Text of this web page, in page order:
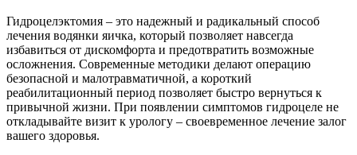
Гидроцелэктомия – это надежный и радикальный способ
лечения водянки яичка, который позволяет навсегда
избавиться от дискомфорта и предотвратить возможные
осложнения. Современные методики делают операцию
безопасной и малотравматичной, а короткий
реабилитационный период позволяет быстро вернуться к
привычной жизни. При появлении симптомов гидроцеле не
откладывайте визит к урологу – своевременное лечение залог
вашего здоровья.